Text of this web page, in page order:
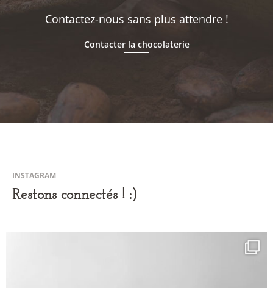
Contactez-nous sans plus attendre !
Contacter la chocolaterie
INSTAGRAM
Restons connectés ! :)